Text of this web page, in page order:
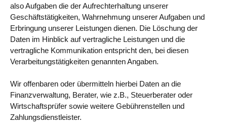
also Aufgaben die der Aufrechterhaltung unserer
Geschäftstätigkeiten, Wahrnehmung unserer Aufgaben und
Erbringung unserer Leistungen dienen. Die Löschung der
Daten im Hinblick auf vertragliche Leistungen und die
vertragliche Kommunikation entspricht den, bei diesen
Verarbeitungstätigkeiten genannten Angaben.
Wir offenbaren oder übermitteln hierbei Daten an die
Finanzverwaltung, Berater, wie z.B., Steuerberater oder
Wirtschaftsprüfer sowie weitere Gebührenstellen und
Zahlungsdienstleister.